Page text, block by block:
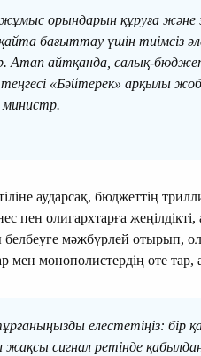
орындарын құруға және
бағыттау үшін тиімсіз
Атап айтқанда, салық-
теңгесі «Бәйтерек» арқылы
аударсақ, бюджеттің
пен олигархтарға жеңілдікті,
мәжбүрлей отырып,
монополистердің өте
елестетіңіз: бір
жақсы сигнал ретінде